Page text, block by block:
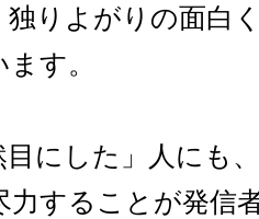
独りよがりの面白
す。
目にした」人にも、
力することが発信